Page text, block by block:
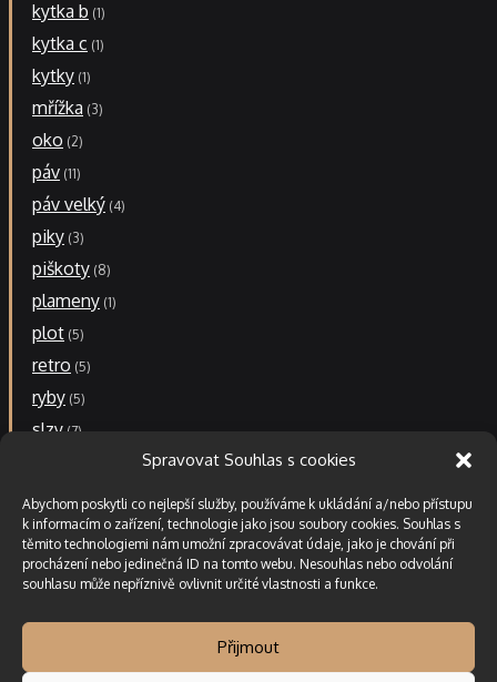
Spravovat Souhlas s cookies
Abychom poskytli co nejlepší služby, používáme k ukládání a/nebo přístupu
k informacím o zařízení, technologie jako jsou soubory cookies. Souhlas s
těmito technologiemi nám umožní zpracovávat údaje, jako je chování při
procházení nebo jedinečná ID na tomto webu. Nesouhlas nebo odvolání
souhlasu může nepříznivě ovlivnit určité vlastnosti a funkce.
Přijmout
kytka b 1
kytka c 1
kytky 1
mřížka 3
oko 2
páv 11
páv velký 4
piky 3
piškoty 8
plameny 1
plot 5
retro 5
ryby 5
slzy 7
stopa malá
stopa velká 6
větrník 2